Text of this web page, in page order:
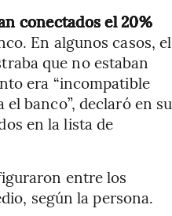
conectados el 20%
En algunos casos, el
que no estaban
era “incompatible
banco”, declaró en su
en la lista de
entre los
según la persona.